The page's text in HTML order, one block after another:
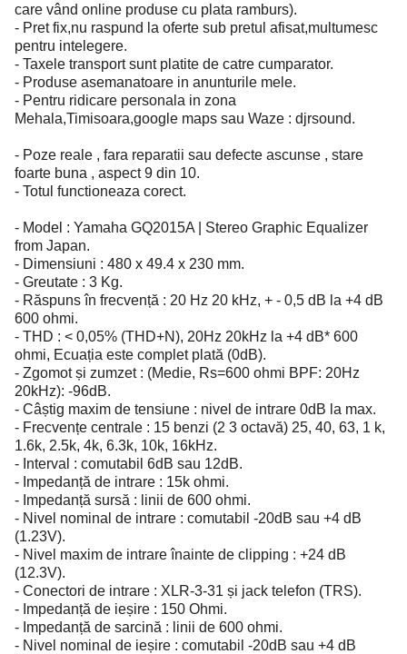
care vând online produse cu plata ramburs).
- Pret fix,nu raspund la oferte sub pretul afisat,multumesc
pentru intelegere.
- Taxele transport sunt platite de catre cumparator.
- Produse asemanatoare in anunturile mele.
- Pentru ridicare personala in zona
Mehala,Timisoara,google maps sau Waze : djrsound.
- Poze reale , fara reparatii sau defecte ascunse , stare
foarte buna , aspect 9 din 10.
- Totul functioneaza corect.
- Model : Yamaha GQ2015A | Stereo Graphic Equalizer
from Japan.
- Dimensiuni : 480 x 49.4 x 230 mm.
- Greutate : 3 Kg.
- Răspuns în frecvență : 20 Hz 20 kHz, + - 0,5 dB la +4 dB
600 ohmi.
- THD : < 0,05% (THD+N), 20Hz 20kHz la +4 dB* 600
ohmi, Ecuația este complet plată (0dB).
- Zgomot și zumzet : (Medie, Rs=600 ohmi BPF: 20Hz
20kHz): -96dB.
- Câștig maxim de tensiune : nivel de intrare 0dB la max.
- Frecvențe centrale : 15 benzi (2 3 octavă) 25, 40, 63, 1 k,
1.6k, 2.5k, 4k, 6.3k, 10k, 16kHz.
- Interval : comutabil 6dB sau 12dB.
- Impedanță de intrare : 15k ohmi.
- Impedanță sursă : linii de 600 ohmi.
- Nivel nominal de intrare : comutabil -20dB sau +4 dB
(1.23V).
- Nivel maxim de intrare înainte de clipping : +24 dB
(12.3V).
- Conectori de intrare : XLR-3-31 și jack telefon (TRS).
- Impedanță de ieșire : 150 Ohmi.
- Impedanță de sarcină : linii de 600 ohmi.
- Nivel nominal de ieșire : comutabil -20dB sau +4 dB